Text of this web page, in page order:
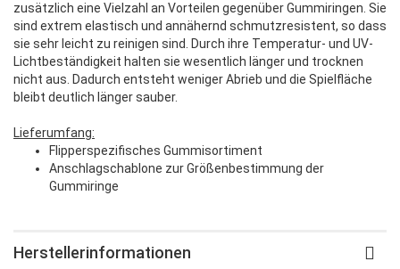
zusätzlich eine Vielzahl an Vorteilen gegenüber Gummiringen. Sie
sind extrem elastisch und annähernd schmutzresistent, so dass
sie sehr leicht zu reinigen sind. Durch ihre Temperatur- und UV-
Lichtbeständigkeit halten sie wesentlich länger und trocknen
nicht aus. Dadurch entsteht weniger Abrieb und die Spielfläche
bleibt deutlich länger sauber.
Lieferumfang:
Flipperspezifisches Gummisortiment
Anschlagschablone zur Größenbestimmung der
Gummiringe
Herstellerinformationen